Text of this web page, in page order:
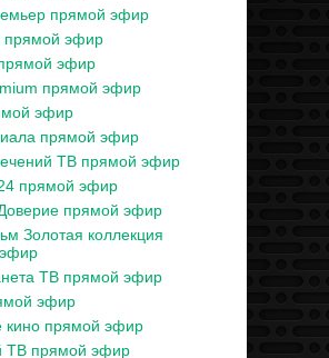
прямой эфир
прямой эфир
эфир
прямой эфир
эфир
прямой эфир
ТВ прямой эфир
прямой эфир
прямой эфир
Золотая коллекция
ТВ прямой эфир
эфир
кино прямой эфир
ТВ прямой эфир